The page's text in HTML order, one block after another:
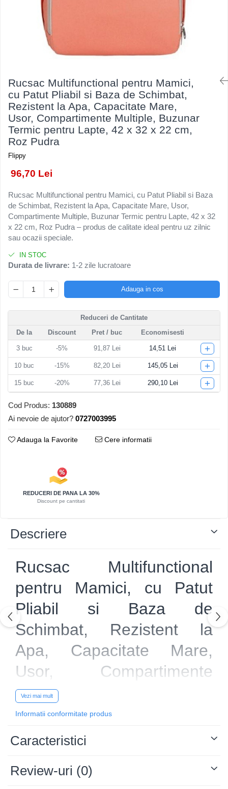
Ustensile pentru Bucătărie
Veselă pentru Masă
Articole pentru Casa si Curatenie
Accesorii Ingrijire Casa
Diverse Casa
Incalzire si climatizare
Lumanari
Maturi, Perii, Mopuri si Galeti
Perne Voiaj, Paturi si Textile
Produse Curatenie
Produse ingrijire incaltaminte
Radiatoare si Seminee electrice
Tapet 3D Autoadeziv
Umidificatoare
Uscatoare si Standere Haine
Articole pentru Gradina si Bricolaj
Articole pentru Iluminat
Corpuri de iluminat
Lampi de veghe
Articole si, Echipamente pentru
Videoproiectoare
Baloane Latex
Baloane si Accesorii Absolvire
Baloane si Accesorii Halloween
Banda adeziva
Costume si Deghizare
Fete Masa si Perdele Franjurate
Lumanari si Toppere
Pompe Baloane
Iluminat Festiv
Instalatii de Craciun
Kendama Rubber Grip V3 Cupe
Kendama Silken V3 King Size
Kendama Super Sticky V2 Cupe
Rucsac Multifunctional pentru Mamici,
cu Patut Pliabil si Baza de Schimbat,
Rezistent la Apa, Capacitate Mare,
Usor, Compartimente Multiple, Buzunar
Termic pentru Lapte, 42 x 32 x 22 cm,
Roz Pudra
Flippy
96,70 Lei
Rucsac Multifunctional pentru Mamici, cu Patut Pliabil si Baza
de Schimbat, Rezistent la Apa, Capacitate Mare, Usor,
Compartimente Multiple, Buzunar Termic pentru Lapte, 42 x 32
x 22 cm, Roz Pudra – produs de calitate ideal pentru uz zilnic
sau ocazii speciale.
IN STOC
Durata de livrare: 1-2 zile lucratoare
Adauga in cos
Reduceri de Cantitate
De la
Discount Pret / buc Economisesti
3buc -5% 91,87 Lei 14,51 Lei +
10 buc -15% 82,20 Lei 145,05 Lei +
15 buc -20% 77,36 Lei 290,10 Lei +
Cod Produs: 130889
Ai nevoie de ajutor? 0727003995
Adauga la Favorite Cere informatii
REDUCERI DE PANA LA 30%
Discount pe cantitati
Descriere
Rucsac Multifunctional
pentru Mamici, cu Patut
Pliabil si Baza de
Schimbat, Rezistent la
Apa, Capacitate Mare,
Usor, Compartimente
Multiple, Buzunar Termic
pentru Lapte, 42 x 32 x 22
cm, Roz Pudra
Vezi mai mult
Informatii conformitate produs
Caracteristici
Review-uri (0)